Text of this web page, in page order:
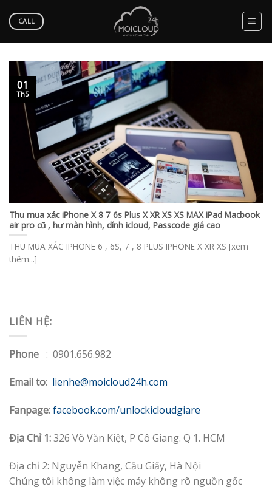
CALL
Thu mua xác iPhone X 8 7 6s Plus X XR XS XS MAX iPad Macbook
air pro cũ , hư màn hình, dính icloud, Passcode giá cao
THU MUA XÁC IPHONE 6 , 6S, 7 , 8 PLUS IPHONE X XR XS [xem
thêm...]
01
Th5
LIÊN HỆ:
Phone : 0901.656.982
Email to: lienhe@moicloud24h.com
Fanpage: facebook.com/unlockicloudgiare
Địa Chỉ 1:326 Võ Văn Kiệt, P Cô Giang. Q 1. HCM
Địa chỉ 2: Nguyễn Khang, Cầu Giấy, Hà Nội
Chúng tôi không làm việc máy không rõ nguồn gốc